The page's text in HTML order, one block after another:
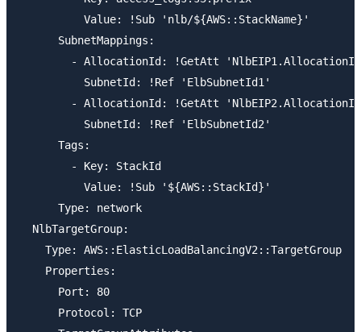
          Value: !Sub 'nlb/${AWS::StackName}'
      SubnetMappings:
- AllocationId: !GetAtt
          SubnetId: !Ref 'ElbSubnetId1'
- AllocationId: !GetAtt
          SubnetId: !Ref 'ElbSubnetId2'
      Tags:
        - Key: StackId
          Value: !Sub '${AWS::StackId}'
      Type: network
  NlbTargetGroup:
    Type: AWS::ElasticLoadBalancingV2::TargetGroup
    Properties:
      Port: 80
      Protocol: TCP